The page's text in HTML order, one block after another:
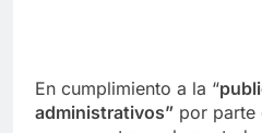
En cumplimiento a la “
administrativos” por parte